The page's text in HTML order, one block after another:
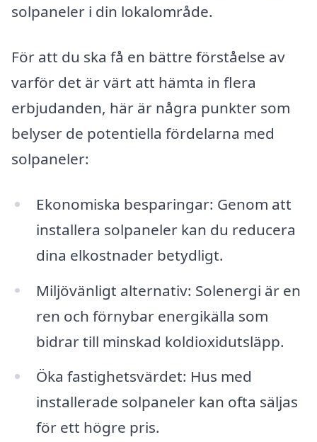
solpaneler i din lokalområde.
För att du ska få en bättre förståelse av
varför det är värt att hämta in flera
erbjudanden, här är några punkter som
belyser de potentiella fördelarna med
solpaneler:
Ekonomiska besparingar: Genom att
installera solpaneler kan du reducera
dina elkostnader betydligt.
Miljövänligt alternativ: Solenergi är en
ren och förnybar energikälla som
bidrar till minskad koldioxidutsläpp.
Öka fastighetsvärdet: Hus med
installerade solpaneler kan ofta säljas
för ett högre pris.